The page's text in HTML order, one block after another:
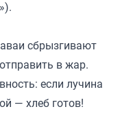
сбрызгивают
в жар.
если лучина
— хлеб готов!